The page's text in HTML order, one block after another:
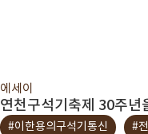
에세이
연천구석기축제 30주년
#이한용의구석기통신 #